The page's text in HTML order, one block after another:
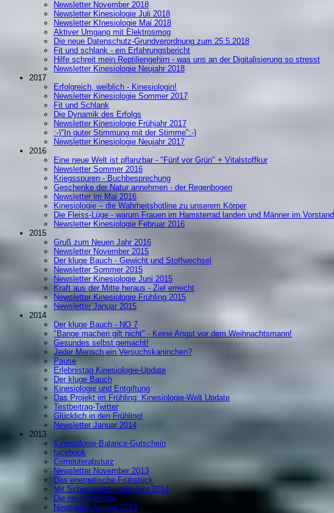
Newsletter November 2018
Newsletter Kinesiologie Juli 2018
Newsletter KInesiologie Mai 2018
Aktiver Umgang mit Elektrosmog
Die neue Datenschutz-Grundverordnung zum 25.5.2018
Fit und schlank - ein Erfahrungsbericht
Hilfe schreit mein Reptiliengehirn - was uns an der Digitalisierung so stresst
Newsletter Kinesiologie Neujahr 2018
2017
Erfolgreich, weiblich - Kinesiologin!
Newsletter Kinesiologie Sommer 2017
Fit und Schlank
Die Dynamik des Erfolgs
Newsletter Kinesiologie Frühjahr 2017
:-)"In guter Stimmung mit der Stimme":-)
Newsletter Kinesiologie Neujahr 2017
2016
Eine neue Welt ist pflanzbar - "Fünf vor Grün" + Vitalstoffkur
Newsletter Sommer 2016
Kriegsspuren - Buchbesprechung
Geschenke der Natur annehmen - der Regenbogen
Newsletter im Mai 2016
Kinesiologie – die Wahrheitshotline zu unserem Körper
Die Fleiss-Lüge - warum Frauen im Hamsterrad landen und Männer im Vorstand
Newsletter Kinesiologie Februar 2016
2015
Gruß zum Neuen Jahr 2016
Newsletter November 2015
Der kluge Bauch - Gewicht und Stoffwechsel
Newsletter Sommer 2015
Newsletter Kinesiologie Juni 2015
Kraft aus der Mitte heraus - Ziel erreicht
Newsletter Kinesiologie Frühling 2015
Newsletter Januar 2015
2014
Der kluge Bauch - NO 7
"Bange machen gilt nicht" - Keine Angst vor dem Weihnachtsmann!
Gesundes selbst gemacht!
Jeder Mensch ein Versuchskaninchen?
Pause
Erlebnistag Kinesiologie-Update
Der kluge Bauch
Kinesiologie und Entgiftung
Das Projekt im Frühling: Kinesiologie-Welt Update
Testbeitrag-Twitter
Glücklich in den Frühling!
Newsletter Januar 2014
2013
Kinesiologie-Balance-Gutschein
facebook
Computerabsturz
Newsletter November 2013
Das energetische Frühstück
Mit Schwung ins neue Jahr 2014
Die neue Website
Newsletter August 2013